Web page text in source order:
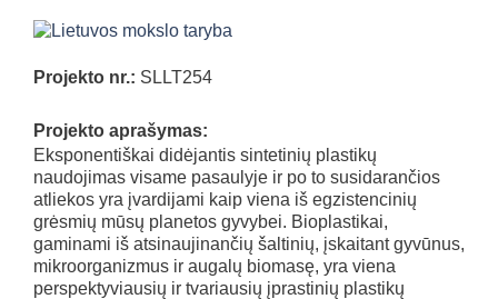
Projekto nr.: SLLT254
Projekto aprašymas:
Eksponentiškai didėjantis sintetinių plastikų
naudojimas visame pasaulyje ir po to susidarančios
atliekos yra įvardijami kaip viena iš egzistencinių
grėsmių mūsų planetos gyvybei. Bioplastikai,
gaminami iš atsinaujinančių šaltinių, įskaitant gyvūnus,
mikroorganizmus ir augalų biomasę, yra viena
perspektyviausių ir tvariausių įprastinių plastikų